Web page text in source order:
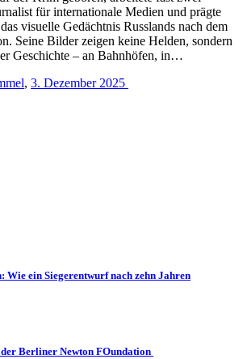
für internationale Medien und prägte
visuelle Gedächtnis Russlands nach dem
Seine Bilder zeigen keine Helden, sondern
Geschichte – an Bahnhöfen, in…
, 3. Dezember 2025
ein Siegerentwurf nach zehn Jahren
der Berliner Newton FOundation